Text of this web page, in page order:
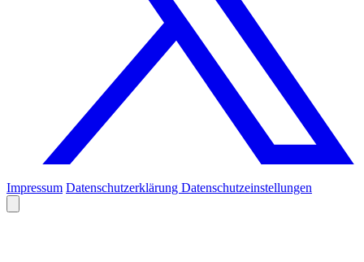
Impressum Datenschutzerklärung Datenschutzeinstellungen